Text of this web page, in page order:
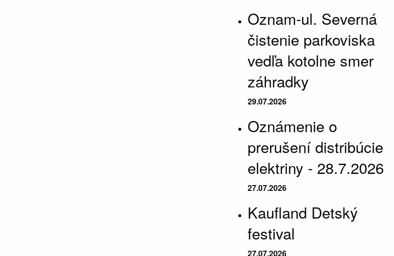
Oznam-ul. Severná
čistenie parkoviska
vedľa kotolne smer
záhradky
29.07.2026
Oznámenie o
prerušení distribúcie
elektriny - 28.7.2026
27.07.2026
Kaufland Detský
festival
27.07.2026